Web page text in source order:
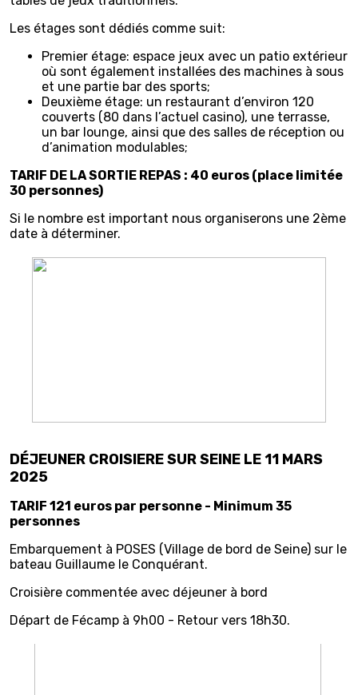
Les étages sont dédiés comme suit:
Premier étage: espace jeux avec un patio extérieur
où sont également installées des machines à sous
et une partie bar des sports;
Deuxième étage: un restaurant d’environ 120
couverts (80 dans l’actuel casino), une terrasse,
un bar lounge, ainsi que des salles de réception ou
d’animation modulables;
TARIF DE LA SORTIE REPAS : 40 euros (place limitée
30 personnes)
Si le nombre est important nous organiserons une 2ème
date à déterminer.
DÉJEUNER CROISIERE SUR SEINE LE 11 MARS
2025
TARIF 121 euros par personne - Minimum 35
personnes
Embarquement à POSES (Village de bord de Seine) sur le
bateau Guillaume le Conquérant.
Croisière commentée avec déjeuner à bord
Départ de Fécamp à 9h00 - Retour vers 18h30.